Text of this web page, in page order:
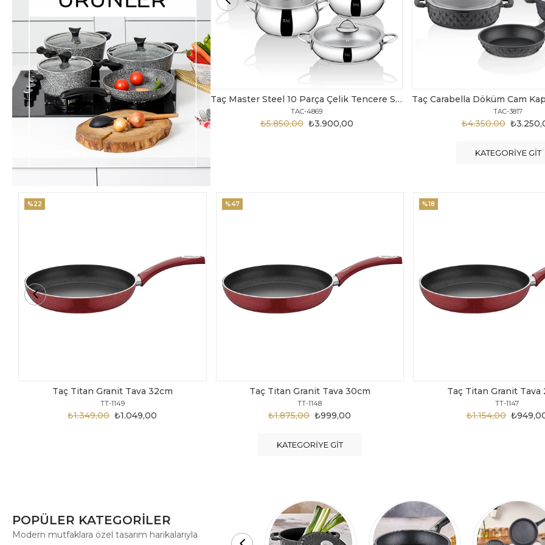
Taç Master Steel 10 Parça Çelik Tencere Seti
TAC-4869
₺3.900,00
₺5.850,00
TAC-3817
₺3.250,00
₺4.350,00
TAC-3730
₺6.300,00
KATEGORIYE GIT
Taç Titan Granit Tava 30cm
TT-1148
₺999,00
₺1.875,00
Taç Titan Granit Tava 28cm
TT-1147
₺949,00
₺1.154,00
Taç Titan Granit
TT-1146
₺1.124,00
KATEGORIYE GIT
POPÜLER KATEGORİLER
Modern mutfaklara özel tasarım harikalarıyla